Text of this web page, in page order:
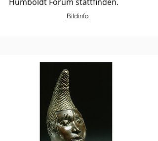
Bildinfo